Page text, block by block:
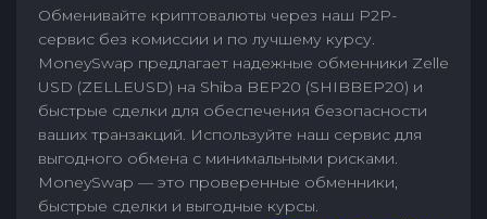
Обменивайте криптовалюты через наш P2P-
сервис без комиссии и по лучшему курсу.
MoneySwap предлагает надежные обменники Zelle
USD (ZELLEUSD) на Shiba BEP20 (SHIBBEP20) и
быстрые сделки для обеспечения безопасности
ваших транзакций. Используйте наш сервис для
выгодного обмена с минимальными рисками.
MoneySwap — это проверенные обменники,
быстрые сделки и выгодные курсы.